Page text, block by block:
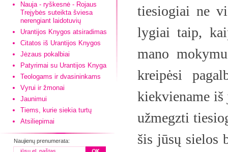
Nauja - ryškesnė - Rojaus
Trejybės suteikta šviesa
nerengiant laidotuvių
Urantijos Knygos atsiradimas
Citatos iš Urantijos Knygos
Jėzaus pokalbiai
Patyrimai su Urantijos Knyga
Teologams ir dvasininkams
Vyrui ir žmonai
Jaunimui
Tiems, kurie siekia turtų
Atsiliepimai
Naujienų prenumerata:
tiesiogiai ne
lygiai taip,
mano
kreipėsi
kiekviename
užmegzti
šis jūsų sielos